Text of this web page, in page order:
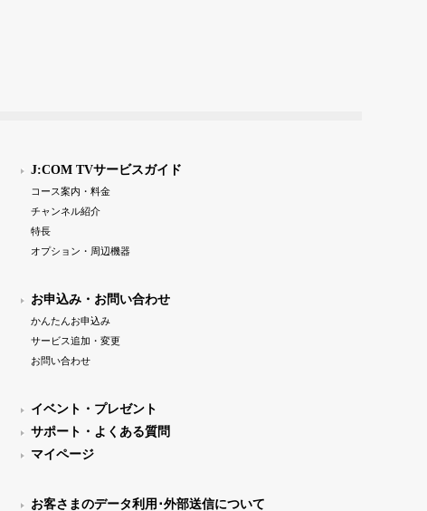
J:COM TVサービスガイド
コース案内・料金
チャンネル紹介
特長
オプション・周辺機器
お申込み・お問い合わせ
かんたんお申込み
サービス追加・変更
お問い合わせ
イベント・プレゼント
サポート・よくある質問
マイページ
お客さまのデータ利用･外部送信について